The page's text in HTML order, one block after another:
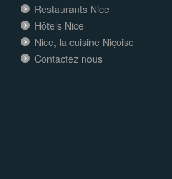
Restaurants Nice
Hôtels Nice
Nice, la cuisine Niçoise
Contactez nous